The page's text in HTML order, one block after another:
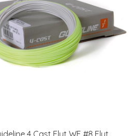
4 Cast Flyt WF #8 Flyt,